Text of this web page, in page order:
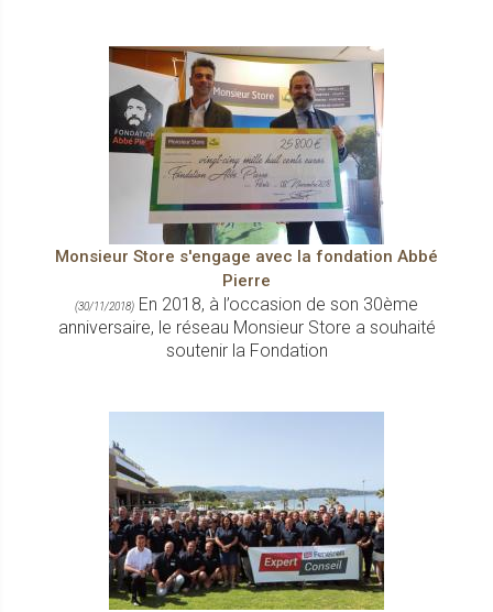
Monsieur Store s'engage avec la fondation Abbé
Pierre
(30/11/2018) En 2018, à l’occasion de son 30ème
anniversaire, le réseau Monsieur Store a souhaité
soutenir la Fondation